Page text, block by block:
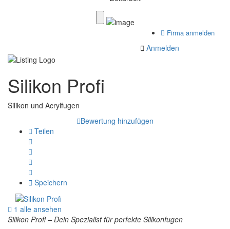
Firma anmelden
Anmelden
Silikon Profi
Silikon und Acrylfugen
Bewertung hinzufügen
Teilen
Speichern
1 alle ansehen
Silikon Profi – Dein Spezialist für perfekte Silikonfugen